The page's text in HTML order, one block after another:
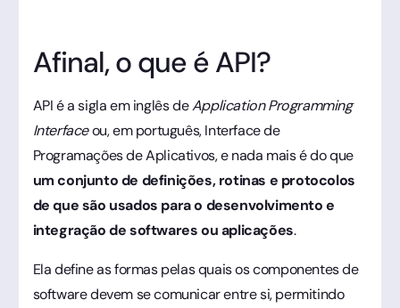
Afinal, o que é API?
API é a sigla em inglês deApplication Programming
Interfaceou, em português, Interface de
Programações de Aplicativos, e nada mais é do que
um conjunto de definições, rotinas e protocolos
de que são usados para o desenvolvimento e
integração de softwares ou aplicações.
Ela define as formas pelas quais os componentes de
software devem se comunicar entre si, permitindo